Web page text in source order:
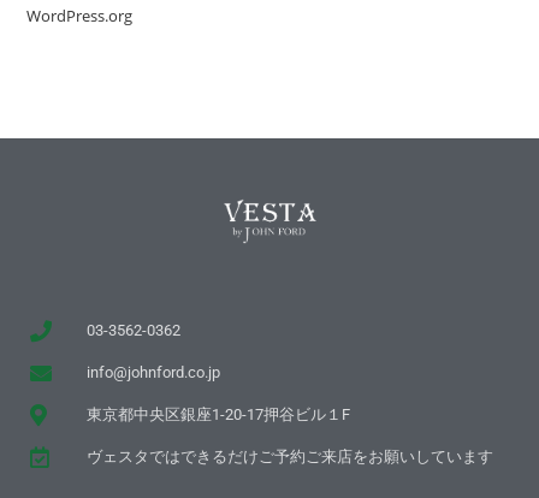
WordPress.org
03-3562-0362
info@johnford.co.jp
東京都中央区銀座1-20-17押谷ビル１F
ヴェスタではできるだけご予約ご来店をお願いしています